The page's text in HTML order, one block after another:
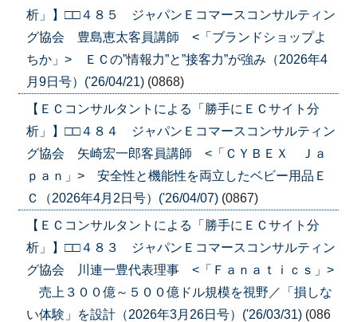
析」】□□４８５ ジャパンＥコマースコンサルティン
グ協会 豊島恵太客員講師 <「ブランドショップよ
ちか」> ＥＣの”情報力”と”接客力”が強み（2026年4
月9日号）('26/04/21) (0868)
【ＥＣコンサルタントによる「勝手にＥＣサイト分
析」】□□４８４ ジャパンＥコマースコンサルティン
グ協会 矢崎宏一郎客員講師 <「ＣＹＢＥＸ Ｊａ
ｐａｎ」> 安全性と機能性を両立したベビー用品Ｅ
Ｃ（2026年4月2日号）('26/04/07) (0867)
【ＥＣコンサルタントによる「勝手にＥＣサイト分
析」】□□４８３ ジャパンＥコマースコンサルティン
グ協会 川連一豊代表理事 <「Ｆａｎａｔｉｃｓ」>
売上３００億～５００億ドル規模を視野／「損しな
い体験」を設計（2026年3月26日号）('26/03/31) (086